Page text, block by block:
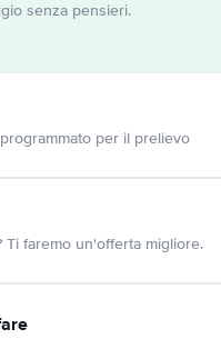
senza pensieri.
per il prelievo
Ti faremo un'offerta migliore.